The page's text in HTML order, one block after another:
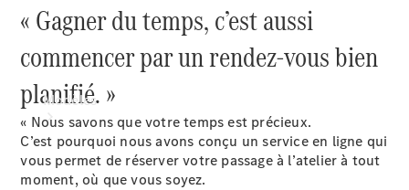
Protection des
données
Modèles
« Gagner du temps, c’est aussi
commencer par un rendez-vous bien
planifié. »
« Nous savons que votre temps est précieux.
C’est pourquoi nous avons conçu un service en ligne qui
vous permet de réserver votre passage à l’atelier à tout
moment, où que vous soyez.